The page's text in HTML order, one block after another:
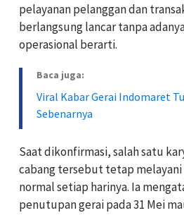
pelayanan pelanggan dan
berlangsung lancar tanpa
operasional berarti.
Baca juga:
Viral Kabar Gerai Indomaret
Sebenarnya
Saat dikonfirmasi, salah satu
cabang tersebut tetap melayani
normal setiap harinya. Ia
penutupan gerai pada 31 Mei